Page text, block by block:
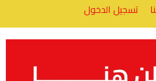
تسجيل الدخول